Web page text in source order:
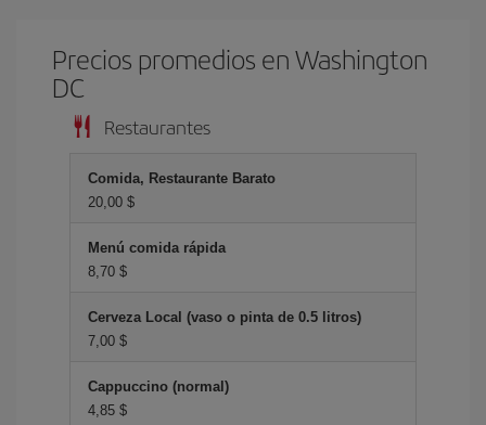
Precios promedios en Washington
DC
Restaurantes
Comida, Restaurante Barato
20,00 $
Menú comida rápida
8,70 $
Cerveza Local (vaso o pinta de 0.5 litros)
7,00 $
Cappuccino (normal)
4,85 $